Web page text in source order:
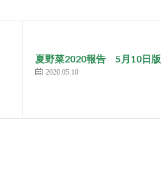
夏野菜2020報告 5月10日版
2020.05.10